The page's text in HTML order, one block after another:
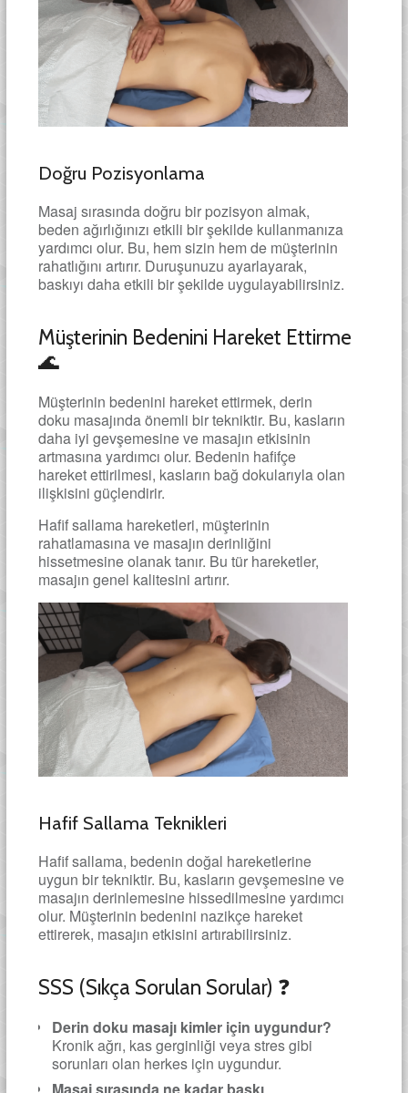
Doğru Pozisyonlama
Masaj sırasında doğru bir pozisyon almak,
beden ağırlığınızı etkili bir şekilde kullanmanıza
yardımcı olur. Bu, hem sizin hem de müşterinin
rahatlığını artırır. Duruşunuzu ayarlayarak,
baskıyı daha etkili bir şekilde uygulayabilirsiniz.
Müşterinin Bedenini Hareket Ettirme
🌊
Müşterinin bedenini hareket ettirmek, derin
doku masajında önemli bir tekniktir. Bu, kasların
daha iyi gevşemesine ve masajın etkisinin
artmasına yardımcı olur. Bedenin hafifçe
hareket ettirilmesi, kasların bağ dokularıyla olan
ilişkisini güçlendirir.
Hafif sallama hareketleri, müşterinin
rahatlamasına ve masajın derinliğini
hissetmesine olanak tanır. Bu tür hareketler,
masajın genel kalitesini artırır.
Hafif Sallama Teknikleri
Hafif sallama, bedenin doğal hareketlerine
uygun bir tekniktir. Bu, kasların gevşemesine ve
masajın derinlemesine hissedilmesine yardımcı
olur. Müşterinin bedenini nazikçe hareket
ettirerek, masajın etkisini artırabilirsiniz.
SSS (Sıkça Sorulan Sorular) ❓
Derin doku masajı kimler için uygundur?
Kronik ağrı, kas gerginliği veya stres gibi
sorunları olan herkes için uygundur.
Masaj sırasında ne kadar baskı